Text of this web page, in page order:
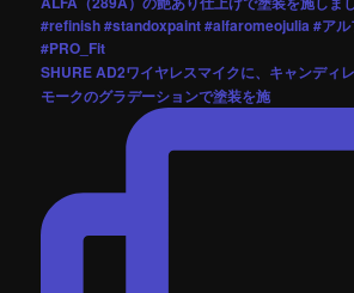
SHURE AD2ワイヤレスマイクに、キャンディ
モークのグラデーションで塗装を施